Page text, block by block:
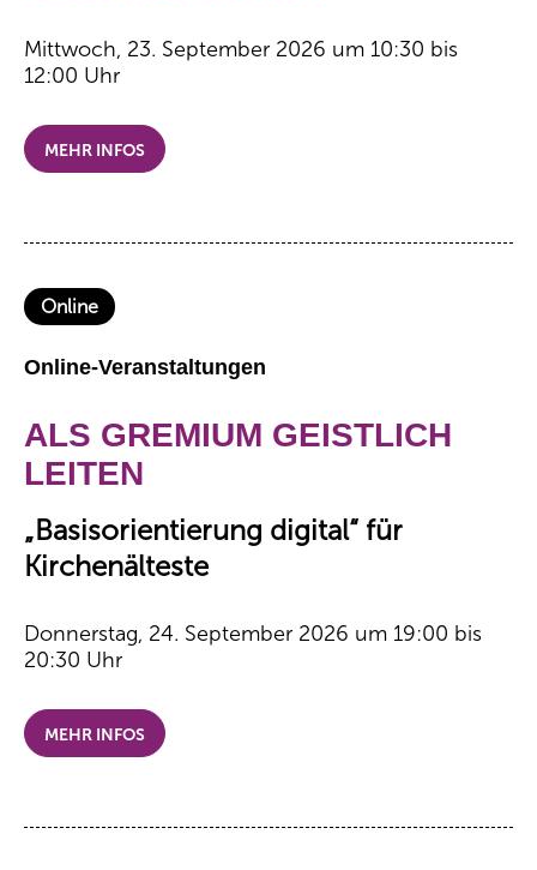
Mittwoch, 23. September 2026 um 10:30 bis
12:00 Uhr
MEHR INFOS
Online
Online-Veranstaltungen
ALS GREMIUM GEISTLICH
LEITEN
„Basisorientierung digital“ für
Kirchenälteste
Donnerstag, 24. September 2026 um 19:00 bis
20:30 Uhr
MEHR INFOS